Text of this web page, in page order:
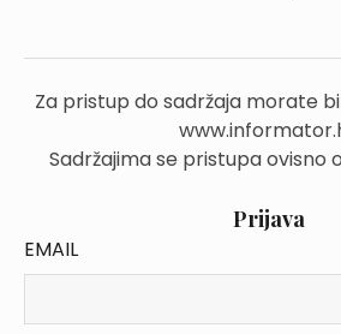
Za pristup do sadržaja morate
Sadržajima se pristupa ovisno
Prijava
EMAIL